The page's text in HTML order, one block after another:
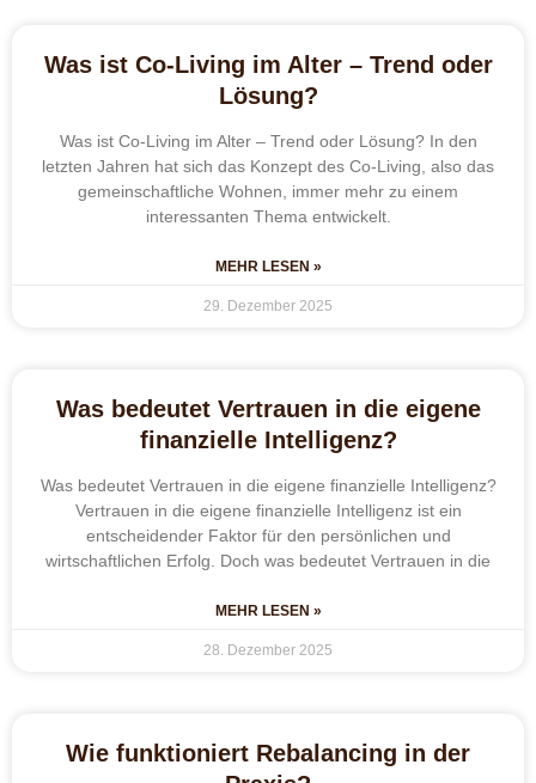
Was ist Co-Living im Alter – Trend oder
Lösung?
Was ist Co-Living im Alter – Trend oder Lösung? In den
letzten Jahren hat sich das Konzept des Co-Living, also das
gemeinschaftliche Wohnen, immer mehr zu einem
interessanten Thema entwickelt.
MEHR LESEN »
29. Dezember 2025
Was bedeutet Vertrauen in die eigene
finanzielle Intelligenz?
Was bedeutet Vertrauen in die eigene finanzielle Intelligenz?
Vertrauen in die eigene finanzielle Intelligenz ist ein
entscheidender Faktor für den persönlichen und
wirtschaftlichen Erfolg. Doch was bedeutet Vertrauen in die
MEHR LESEN »
28. Dezember 2025
Wie funktioniert Rebalancing in der